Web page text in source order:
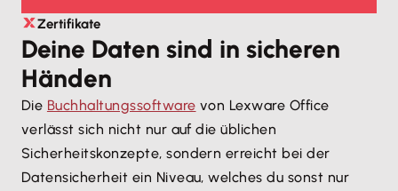
Zertifikate
Deine Daten sind in sicheren
Händen
Die Buchhaltungssoftware von Lexware Office
verlässt sich nicht nur auf die üblichen
Sicherheitskonzepte, sondern erreicht bei der
Datensicherheit ein Niveau, welches du sonst nur